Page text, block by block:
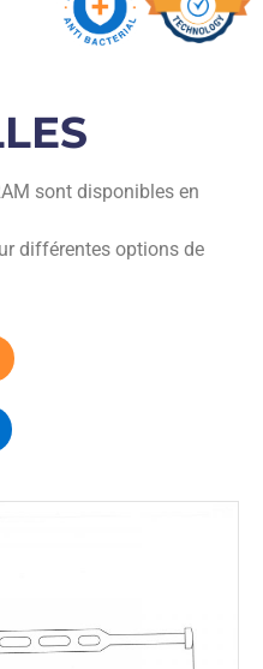
sont disponibles en
différentes options de